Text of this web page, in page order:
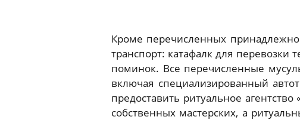
Кроме перечисленных
транспорт: катафалк для перевозки
поминок. Все перечисленные
включая специализированный
предоставить ритуальное
собственных мастерских, а